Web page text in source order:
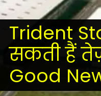
Trident
सकती हैं